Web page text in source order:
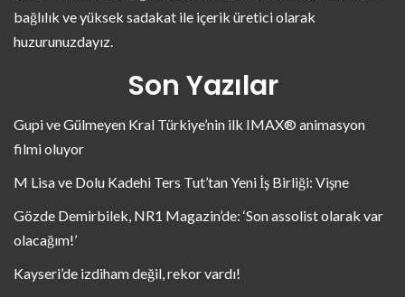
bağlılık ve yüksek sadakat ile içerik üretici olarak
huzurunuzdayız.
Son Yazılar
Gupi ve Gülmeyen Kral Türkiye’nin ilk IMAX® animasyon
filmi oluyor
M Lisa ve Dolu Kadehi Ters Tut’tan Yeni İş Birliği: Vişne
Gözde Demirbilek, NR1 Magazin’de: ‘Son assolist olarak var
olacağım!’
Kayseri’de izdiham değil, rekor vardı!